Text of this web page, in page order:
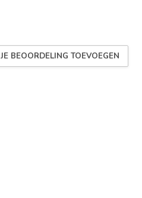
JE BEOORDELING TOEVOEGEN